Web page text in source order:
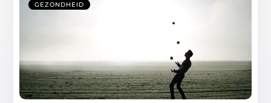
GEZONDHEID